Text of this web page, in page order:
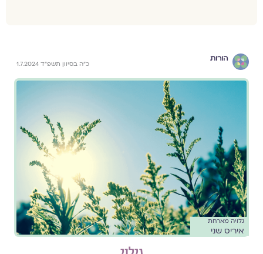
הורות
כ״ה בסיוון תשפ״ד 1.7.2024
גלויה מארחת
איריס שני